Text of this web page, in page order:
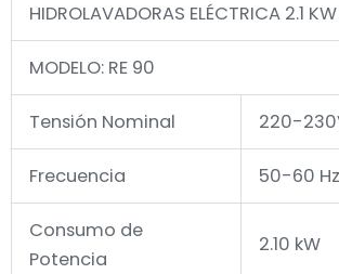
HIDROLAVADORAS ELÉCTRICA 2.1
MODELO: RE 90
Tensión Nominal 220-
Frecuencia 50-60 Hz
Consumo de
Potencia
2.10 kW